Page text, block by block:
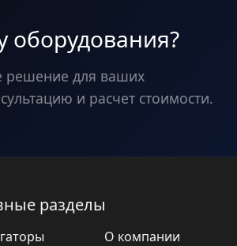
оборудования?
решение для ваших
и расчет стоимости.
разделы
О компании